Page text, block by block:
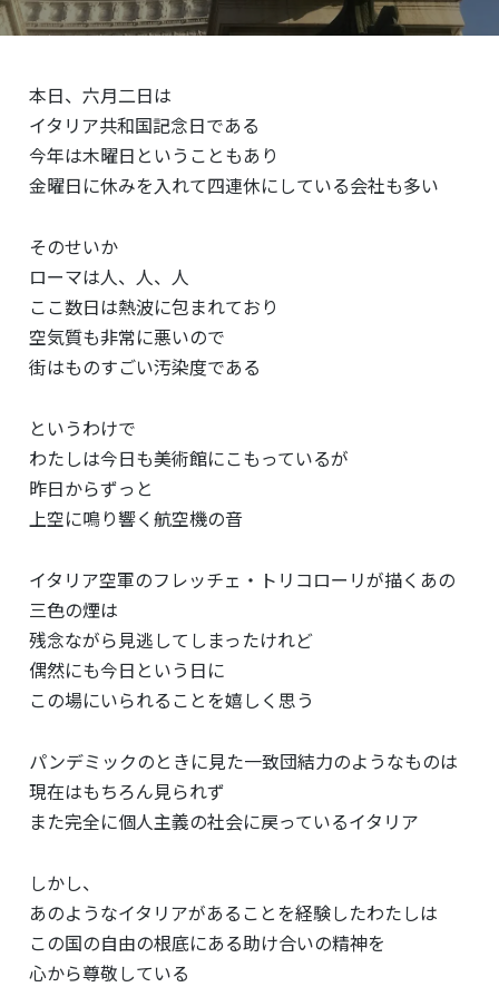
本日、六月二日は
イタリア共和国記念日である
今年は木曜日ということもあり
金曜日に休みを入れて四連休にしている会社も多い
そのせいか
ローマは人、人、人
ここ数日は熱波に包まれており
空気質も非常に悪いので
街はものすごい汚染度である
というわけで
わたしは今日も美術館にこもっているが
昨日からずっと
上空に鳴り響く航空機の音
イタリア空軍のフレッチェ・トリコローリが描くあの
三色の煙は
残念ながら見逃してしまったけれど
偶然にも今日という日に
この場にいられることを嬉しく思う
パンデミックのときに見た一致団結力のようなものは
現在はもちろん見られず
また完全に個人主義の社会に戻っているイタリア
しかし、
あのようなイタリアがあることを経験したわたしは
この国の自由の根底にある助け合いの精神を
心から尊敬している